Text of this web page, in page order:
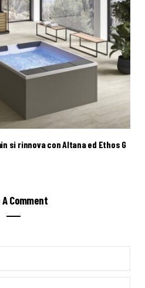
si rinnova con Altana ed Ethos G
Comment